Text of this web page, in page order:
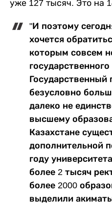
уже 127 тысяч. Это на
"И поэтому
хочется
которым совсем
государственного
Государственный
безусловно
далеко не
высшему
Казахстане
дополнительной
году
более 2 тысяч
более 2000
выделили